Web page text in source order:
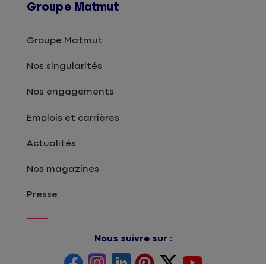
Groupe Matmut
Groupe Matmut
Nos singularités
Nos engagements
Emplois et carrières
Actualités
Nos magazines
Presse
Nous suivre sur :